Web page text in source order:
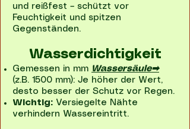
und reißfest – schützt vor
Feuchtigkeit und spitzen
Gegenständen.
Wasserdichtigkeit
Gemessen in mm Wassersäule➡
(z.B. 1500 mm): Je höher der Wert,
desto besser der Schutz vor Regen.
Wichtig: Versiegelte Nähte
verhindern Wassereintritt.